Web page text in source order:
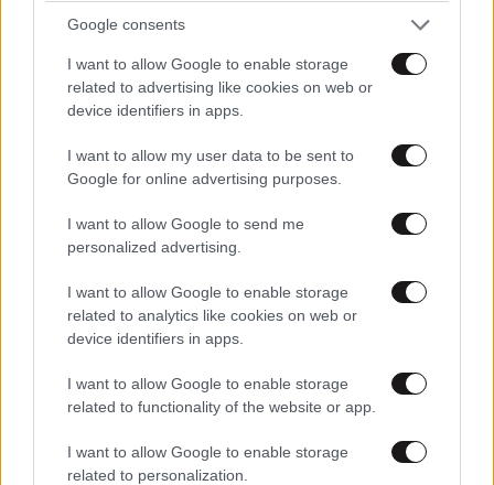
Google consents
I want to allow Google to enable storage
related to advertising like cookies on web or
device identifiers in apps.
I want to allow my user data to be sent to
Google for online advertising purposes.
I want to allow Google to send me
personalized advertising.
I want to allow Google to enable storage
related to analytics like cookies on web or
device identifiers in apps.
I want to allow Google to enable storage
related to functionality of the website or app.
I want to allow Google to enable storage
related to personalization.
ΑΧΑΧΑΧΑ ρε σε ποιους τα πουλατε αυτα ???? τα λετε
Απαντήστε
Ο κουτοπόνηρος 16·07·2025 09:57
Απαντήστε
Σέκτα Πινόκιο
αν δεν σας αρέσει η πραγματικότητα τότε τόσο
Απαντήστε